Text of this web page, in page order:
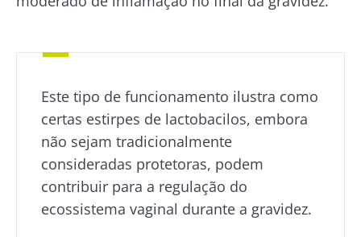
Este tipo de funcionamento ilustra como
certas estirpes de lactobacilos, embora
não sejam tradicionalmente
consideradas protetoras, podem
contribuir para a regulação do
ecossistema vaginal durante a gravidez.